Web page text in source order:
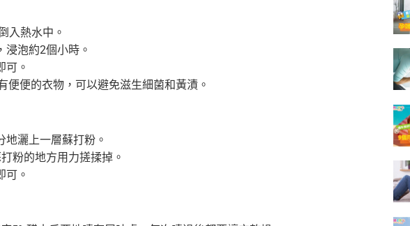
入熱水中。
浸泡約2個小時。
可。
便便的衣物， 可以避免滋生細菌和黃漬。
地灑上一層蘇打粉。
粉的地方用力搓揉掉。
可。